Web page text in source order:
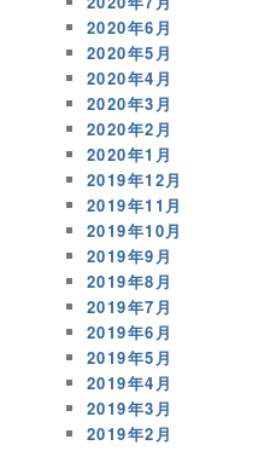
2020年6月
2020年5月
2020年4月
2020年3月
2020年2月
2020年1月
2019年12月
2019年11月
2019年10月
2019年9月
2019年8月
2019年7月
2019年6月
2019年5月
2019年4月
2019年3月
2019年2月